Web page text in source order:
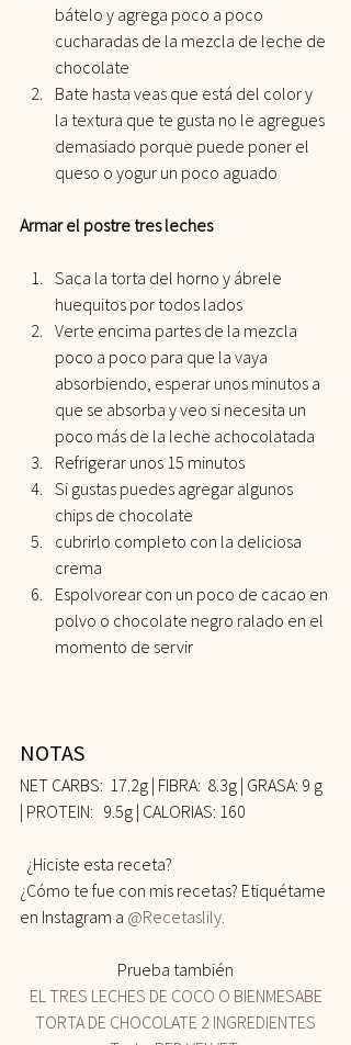
bátelo y agrega poco a poco
cucharadas de la mezcla de leche de
chocolate
Bate hasta veas que está del color y
la textura que te gusta no le agregues
demasiado porque puede poner el
queso o yogur un poco aguado
Armar el postre tres leches
Saca la torta del horno y ábrele
huequitos por todos lados
Verte encima partes de la mezcla
poco a poco para que la vaya
absorbiendo, esperar unos minutos a
que se absorba y veo si necesita un
poco más de la leche achocolatada
Refrigerar unos 15 minutos
Si gustas puedes agregar algunos
chips de chocolate
cubrirlo completo con la deliciosa
crema
Espolvorear con un poco de cacao en
polvo o chocolate negro ralado en el
momento de servir
NOTAS
NET CARBS:  17.2g | FIBRA:  8.3g | GRASA: 9 g
| PROTEIN:   9.5g | CALORIAS: 160
  ¿Hiciste esta receta?
¿Cómo te fue con mis recetas? Etiquétame
en Instagram a @Recetaslily.
Prueba también
EL TRES LECHES DE COCO O BIENMESABE
TORTA DE CHOCOLATE 2 INGREDIENTES